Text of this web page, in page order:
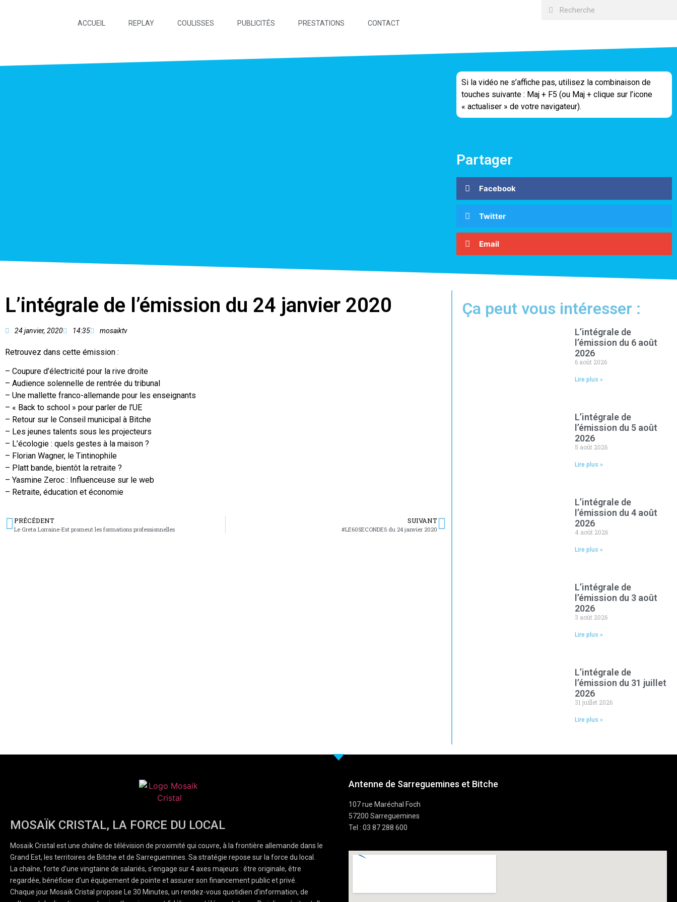
ACCUEIL REPLAY COULISSES PUBLICITÉS PRESTATIONS CONTACT
Si la vidéo ne s’affiche pas, utilisez la combinaison de
touches suivante : Maj + F5 (ou Maj + clique sur l’icone
« actualiser » de votre navigateur).
Partager
Facebook
Twitter
Email
L’intégrale de l’émission du 24 janvier 2020
24 janvier, 2020 14:35 mosaiktv
Retrouvez dans cette émission :
– Coupure d’électricité pour la rive droite
– Audience solennelle de rentrée du tribunal
– Une mallette franco-allemande pour les enseignants
– « Back to school » pour parler de l’UE
– Retour sur le Conseil municipal à Bitche
– Les jeunes talents sous les projecteurs
– L’écologie : quels gestes à la maison ?
– Florian Wagner, le Tintinophile
– Platt bande, bientôt la retraite ?
– Yasmine Zeroc : Influenceuse sur le web
– Retraite, éducation et économie
PRÉCÉDENT
Le Greta Lorraine-Est promeut les formations professionnelles
SUIVANT
#LE60SECONDES du 24 janvier 2020
Ça peut vous intéresser :
L’intégrale de
l’émission du 6 août
2026
6 août 2026
Lire plus »
L’intégrale de
l’émission du 5 août
2026
5 août 2026
Lire plus »
L’intégrale de
l’émission du 4 août
2026
4 août 2026
Lire plus »
L’intégrale de
l’émission du 3 août
2026
3 août 2026
Lire plus »
L’intégrale de
l’émission du 31 juillet
2026
31 juillet 2026
Lire plus »
MOSAÏK CRISTAL, LA FORCE DU LOCAL
Mosaïk Cristal est une chaîne de télévision de proximité qui couvre, à la frontière allemande dans le
Grand Est, les territoires de Bitche et de Sarreguemines. Sa stratégie repose sur la force du local.
La chaîne, forte d’une vingtaine de salariés, s’engage sur 4 axes majeurs : être originale, être
regardée, bénéficier d’un équipement de pointe et assurer son financement public et privé.
Chaque jour Mosaïk Cristal propose Le 30 Minutes, un rendez-vous quotidien d’information, de
Antenne de Sarreguemines et Bitche
107 rue Maréchal Foch
57200 Sarreguemines
Tel : 03 87 288 600